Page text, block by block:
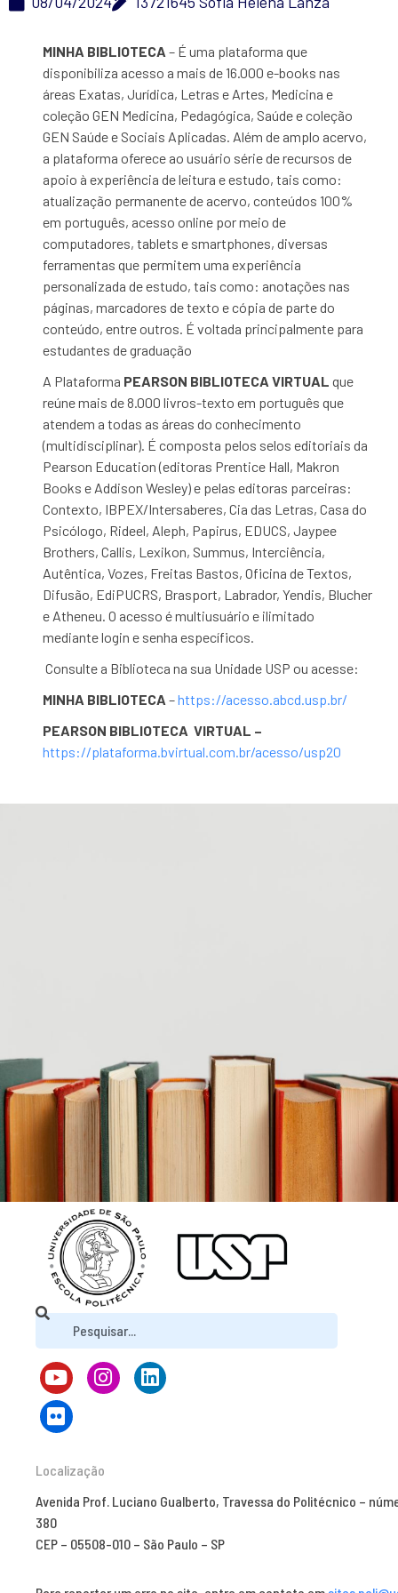
MINHA BIBLIOTECA – É uma plataforma que
disponibiliza acesso a mais de 16.000 e-books nas
áreas Exatas, Jurídica, Letras e Artes, Medicina e
coleção GEN Medicina, Pedagógica, Saúde e coleção
GEN Saúde e Sociais Aplicadas. Além de amplo acervo,
a plataforma oferece ao usuário série de recursos de
apoio à experiência de leitura e estudo, tais como:
atualização permanente de acervo, conteúdos 100%
em português, acesso online por meio de
computadores, tablets e smartphones, diversas
ferramentas que permitem uma experiência
personalizada de estudo, tais como: anotações nas
páginas, marcadores de texto e cópia de parte do
conteúdo, entre outros. É voltada principalmente para
estudantes de graduação
A Plataforma PEARSON BIBLIOTECA VIRTUAL que
reúne mais de 8.000 livros-texto em português que
atendem a todas as áreas do conhecimento
(multidisciplinar). É composta pelos selos editoriais da
Pearson Education (editoras Prentice Hall, Makron
Books e Addison Wesley) e pelas editoras parceiras:
Contexto, IBPEX/Intersaberes, Cia das Letras, Casa do
Psicólogo, Rideel, Aleph, Papirus, EDUCS, Jaypee
Brothers, Callis, Lexikon, Summus, Interciência,
Autêntica, Vozes, Freitas Bastos, Oficina de Textos,
Difusão, EdiPUCRS, Brasport, Labrador, Yendis, Blucher
e Atheneu. O acesso é multiusuário e ilimitado
mediante login e senha específicos.
Consulte a Biblioteca na sua Unidade USP ou acesse:
MINHA BIBLIOTECA–https://acesso.abcd.usp.br/
PEARSON BIBLIOTECA VIRTUAL –
https://plataforma.bvirtual.com.br/acesso/usp20
Localização
Avenida Prof. Luciano Gualberto, Travessa do Politécnico –
380
CEP – 05508-010 – São Paulo – SP